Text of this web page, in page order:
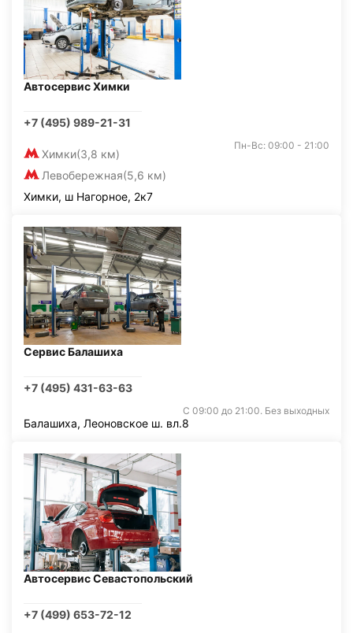
Автосервис Химки
+7 (495) 989-21-31
Химки(3,8 км)
Левобережная(5,6 км)
Пн-Вс: 09:00 - 21:00
Химки, ш Нагорное, 2к7
Сервис Балашиха
+7 (495) 431-63-63
С 09:00 до 21:00. Без выходных
Балашиха, Леоновское ш. вл.8
Автосервис Севастопольский
+7 (499) 653-72-12